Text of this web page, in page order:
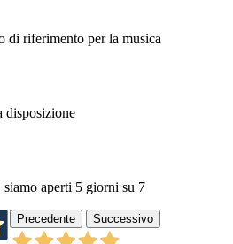
di riferimento per la musica
disposizione
aperti 5 giorni su 7
Precedente Successivo